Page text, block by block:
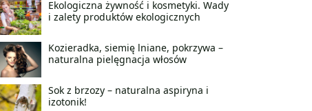
Ekologiczna żywność i kosmetyki. Wady
i zalety produktów ekologicznych
Kozieradka, siemię lniane, pokrzywa –
naturalna pielęgnacja włosów
Sok z brzozy – naturalna aspiryna i
izotonik!